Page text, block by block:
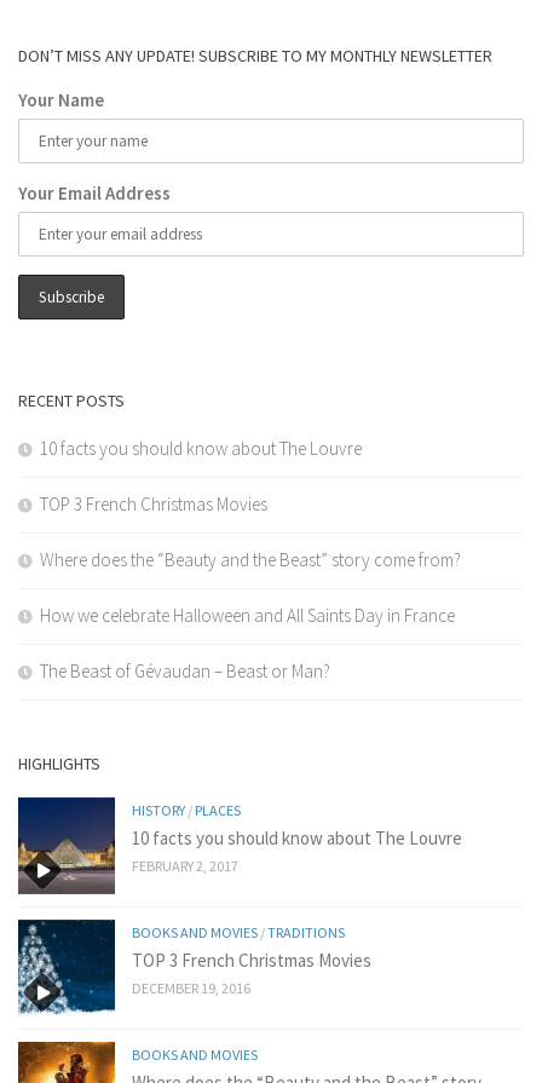
DON’T MISS ANY UPDATE! SUBSCRIBE TO MY MONTHLY NEWSLETTER
Your Name
Your Email Address
RECENT POSTS
10 facts you should know about The Louvre
TOP 3 French Christmas Movies
Where does the “Beauty and the Beast” story come from?
How we celebrate Halloween and All Saints Day in France
The Beast of Gévaudan – Beast or Man?
HIGHLIGHTS
HISTORY / PLACES
10 facts you should know about The Louvre
FEBRUARY 2, 2017
BOOKS AND MOVIES /TRADITIONS
TOP 3 French Christmas Movies
DECEMBER 19, 2016
BOOKS AND MOVIES